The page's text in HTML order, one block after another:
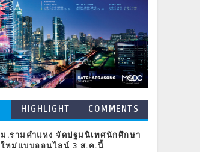
HIGHLIGHT COMMENTS
ม.รามคำแหง จัดปฐมนิเทศนักศึกษา
ใหม่แบบออนไลน์ 3 ส.ค.นี้